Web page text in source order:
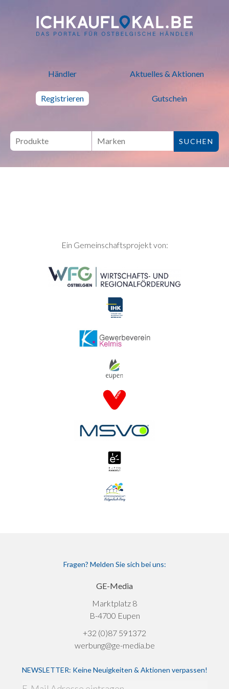
ich kauf lokal - Bei lokalen
Händler Aktuelles & Aktionen
Registrieren Gutschein
SEITENFUSSEin Gemeinschaftsprojekt von:
Fragen? Melden Sie sich bei uns:
GE-Media
Marktplatz 8
B-4700 Eupen
+32 (0)87 591372
werbung@ge-media.be
NEWSLETTER: Keine Neuigkeiten & Aktionen verpassen!